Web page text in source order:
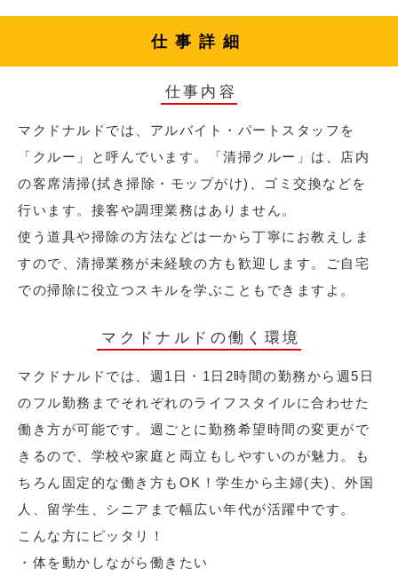
仕事詳細
仕事内容
マクドナルドでは、アルバイト・パートスタッフを
「クルー」と呼んでいます。「清掃クルー」は、店内
の客席清掃(拭き掃除・モップがけ)、ゴミ交換などを
行います。接客や調理業務はありません。
使う道具や掃除の方法などは一から丁寧にお教えしま
すので、清掃業務が未経験の方も歓迎します。ご自宅
での掃除に役立つスキルを学ぶこともできますよ。
マクドナルドの働く環境
マクドナルドでは、週1日・1日2時間の勤務から週5日
のフル勤務までそれぞれのライフスタイルに合わせた
働き方が可能です。週ごとに勤務希望時間の変更がで
きるので、学校や家庭と両立もしやすいのが魅力。も
ちろん固定的な働き方もOK！学生から主婦(夫)、外国
人、留学生、シニアまで幅広い年代が活躍中です。
こんな方にピッタリ！
・体を動かしながら働きたい